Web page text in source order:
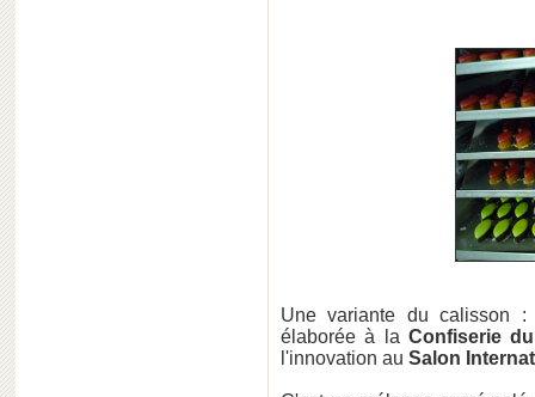
Une variante du calisson
élaborée à laConfiserie
l'innovation au Salon